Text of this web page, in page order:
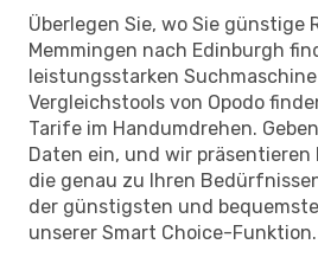
Überlegen Sie, wo Sie günstige
Memmingen nach Edinburgh
leistungsstarken
Vergleichstools von Opodo
Tarife im Handumdrehen.
Daten ein, und wir präsentieren
die genau zu Ihren
der günstigsten und
unserer Smart Choice-Funktion.